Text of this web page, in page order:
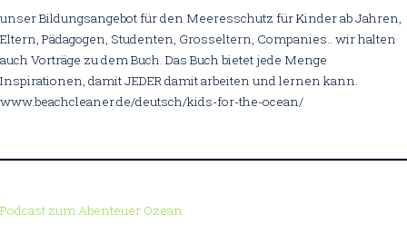
unser Bildungsangebot für den Meeresschutz für Kinder ab Jahren,
Eltern, Pädagogen, Studenten, Grosseltern, Companies.. wir halten
auch Vorträge zu dem Buch. Das Buch bietet jede Menge
Inspirationen, damit JEDER damit arbeiten und lernen kann.
www.beachcleaner.de/deutsch/kids-for-the-ocean/
Podcast zum Abenteuer Ozean